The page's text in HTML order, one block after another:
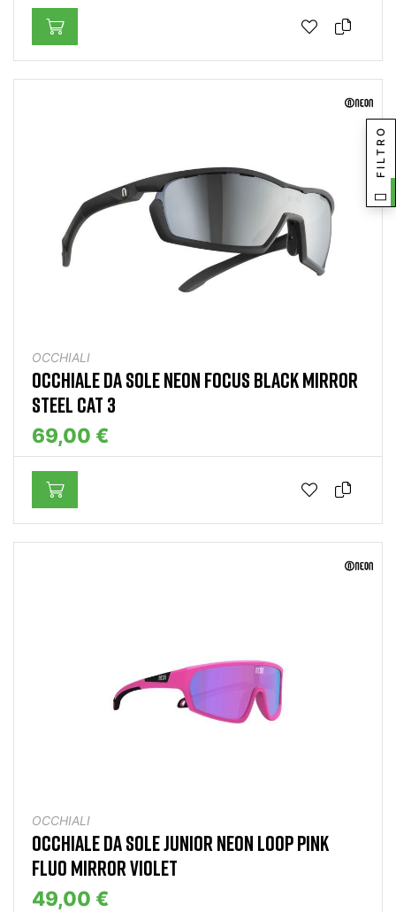
OCCHIALI
OCCHIALE DA SOLE NEON FOCUS BLACK MIRROR
STEEL CAT 3
69,00 €
OCCHIALI
OCCHIALE DA SOLE JUNIOR NEON LOOP PINK
FLUO MIRROR VIOLET
49,00 €
FILTRO